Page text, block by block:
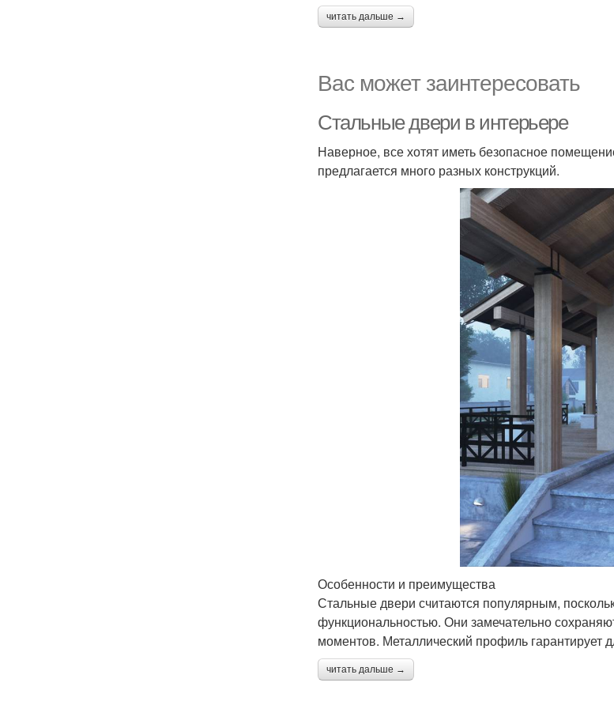
читать дальше →
Вас может заинтересовать
Стальные двери в интерьере
Наверное, все хотят иметь безопасное
предлагается много разных конструкций.
Особенности и преимущества
Стальные двери считаются популярным,
функциональностью. Они замечательно
моментов. Металлический профиль гарантирует
читать дальше →